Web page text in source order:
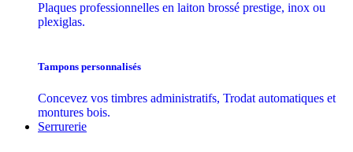
Plaques professionnelles en laiton brossé prestige, inox ou
plexiglas.
Tampons personnalisés
Concevez vos timbres administratifs, Trodat automatiques et
montures bois.
Serrurerie